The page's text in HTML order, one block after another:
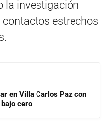
la investigación
estrechos
en Villa Carlos Paz con
cero